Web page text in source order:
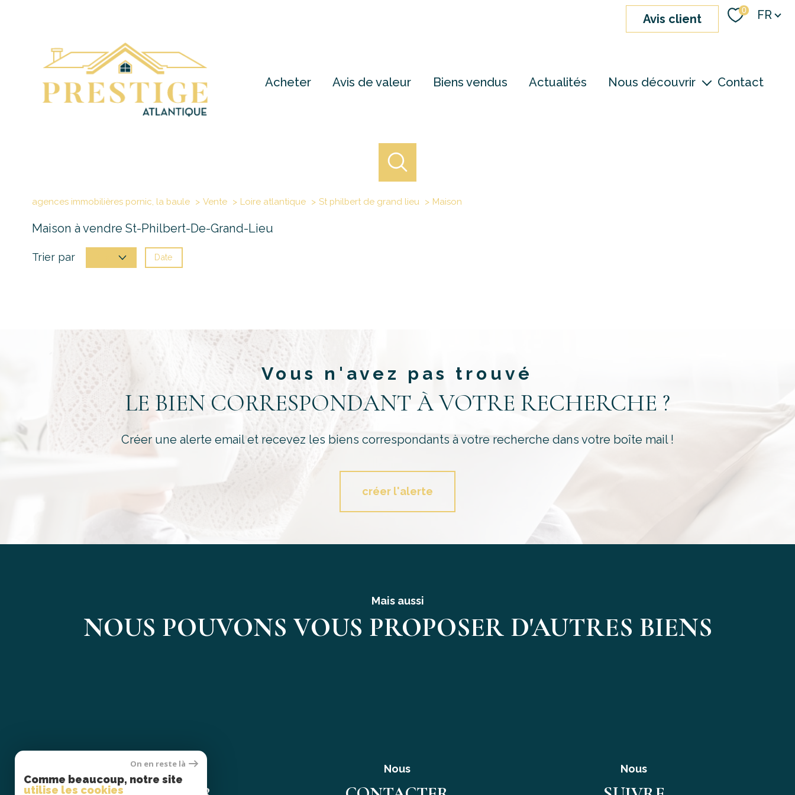
avis client
0 Langue
FR
Acheter Avis de valeur Biens vendus Actualités Nous découvrir Contact
agences immobilières pornic, la baule Vente Loire atlantique St philbert de grand lieu Maison
Maison à vendre St-Philbert-De-Grand-Lieu
Trier par Date
Vous n'avez pas trouvé
LE BIEN CORRESPONDANT À VOTRE RECHERCHE ?
Créer une alerte email et recevez les biens correspondants à votre recherche dans votre boîte mail !
créer l'alerte
Mais aussi
NOUS POUVONS VOUS PROPOSER D'AUTRES BIENS
Se Nous Nous
On en reste là
Comme beaucoup, notre site
utilise les cookies